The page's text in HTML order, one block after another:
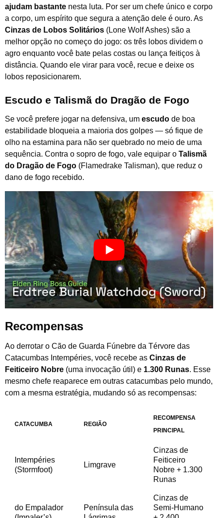
ajudam bastante nesta luta. Por ser um chefe único e corpo
a corpo, um espírito que segura a atenção dele é ouro. As
Cinzas de Lobos Solitários (Lone Wolf Ashes) são a
melhor opção no começo do jogo: os três lobos dividem o
agro enquanto você bate pelas costas ou lança feitiços à
distância. Quando ele virar para você, recue e deixe os
lobos reposicionarem.
Escudo e Talismã do Dragão de Fogo
Se você prefere jogar na defensiva, um escudo de boa
estabilidade bloqueia a maioria dos golpes — só fique de
olho na estamina para não ser quebrado no meio de uma
sequência. Contra o sopro de fogo, vale equipar o Talismã
do Dragão de Fogo (Flamedrake Talisman), que reduz o
dano de fogo recebido.
Recompensas
Ao derrotar o Cão de Guarda Fúnebre da Térvore das
Catacumbas Intempéries, você recebe as Cinzas de
Feiticeiro Nobre (uma invocação útil) e 1.300 Runas. Esse
mesmo chefe reaparece em outras catacumbas pelo mundo,
com a mesma estratégia, mudando só as recompensas:
CATACUMBA REGIÃO
RECOMPENSA
PRINCIPAL
Intempéries
(Stormfoot)
Limgrave
Cinzas de
Feiticeiro
Nobre + 1.300
Runas
do Empalador
Península das
Cinzas de
Semi-Humano